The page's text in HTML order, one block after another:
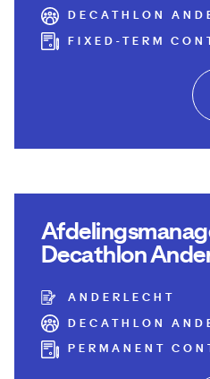
DECATHLON
FIXED-TERM
Decathlon
ANDERLECHT
DECATHLON
PERMANENT